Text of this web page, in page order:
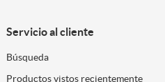
Servicio al cliente
Búsqueda
Productos vistos recientemente